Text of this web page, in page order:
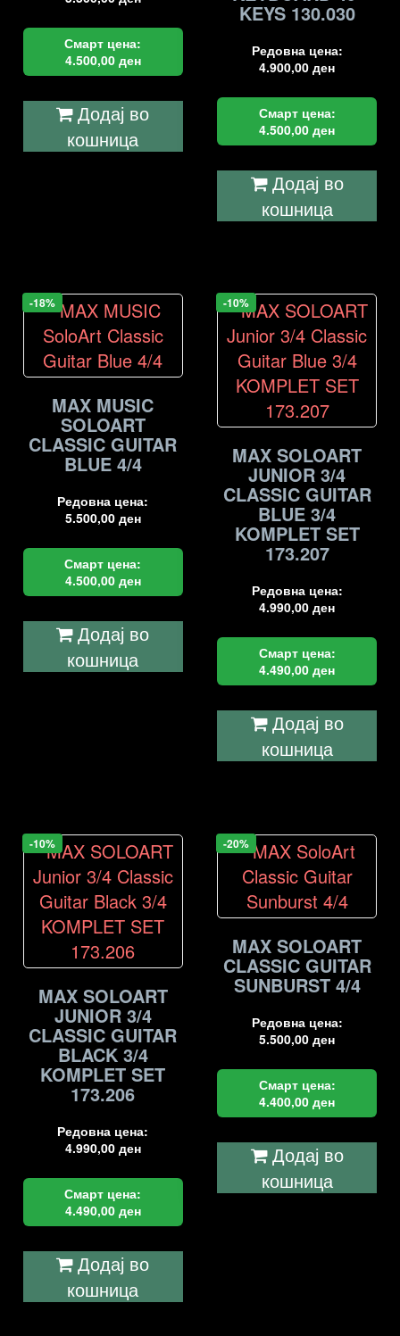
Смарт цена:
4.500,00 ден
Додај во
кошница
KEYS 130.030
Редовна цена:
4.900,00ден
Смарт цена:
4.500,00ден
Додај во
кошница
-18%
MAX MUSIC
SOLOART
CLASSIC GUITAR
BLUE 4/4
Редовна цена:
5.500,00 ден
Смарт цена:
4.500,00 ден
Додај во
кошница
-10%
MAX SOLOART
JUNIOR 3/4
CLASSIC GUITAR
BLUE 3/4
KOMPLET SET
173.207
Редовна цена:
4.990,00ден
Смарт цена:
4.490,00ден
Додај во
кошница
-10%
MAX SOLOART
JUNIOR 3/4
CLASSIC GUITAR
BLACK 3/4
KOMPLET SET
173.206
Редовна цена:
4.990,00 ден
Смарт цена:
4.490,00 ден
Додај во
кошница
-20%
MAX SOLOART
CLASSIC GUITAR
SUNBURST 4/4
Редовна цена:
5.500,00ден
Смарт цена:
4.400,00ден
Додај во
кошница